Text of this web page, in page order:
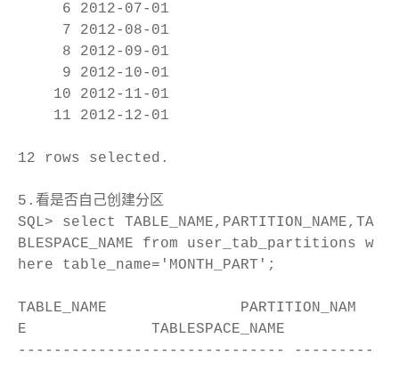
6 2012-07-01
7 2012-08-01
8 2012-09-01
9 2012-10-01
10 2012-11-01
11 2012-12-01
12 rows selected.
5.看是否自己创建分区
SQL> select TABLE_NAME,PARTITION_NAME,TA
BLESPACE_NAME from user_tab_partitions w
here table_name='MONTH_PART';
TABLE_NAME PARTITION_NAM
E TABLESPACE_NAME
------------------------------ ---------